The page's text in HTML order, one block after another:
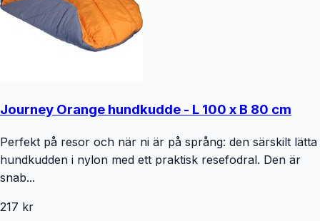
Journey Orange hundkudde - L 100 x B 80 cm
Perfekt på resor och när ni är på språng: den särskilt lätta
hundkudden i nylon med ett praktisk resefodral. Den är
snab...
217 kr